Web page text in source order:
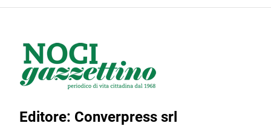
una splendida
giornata di sport
all’Aquathlon di
Paola,
ancora una volta
dell’assetto
societario e
l’insediamento
del nuovo
che guiderà il
bambini dai 5
Editore: Converpress srl